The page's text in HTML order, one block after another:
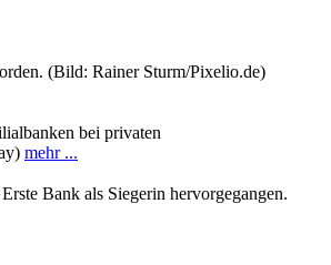
(Bild: Rainer Sturm/Pixelio.de)
bei privaten
mehr ...
Bank als Siegerin hervorgegangen.